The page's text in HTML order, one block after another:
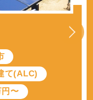
系
ルタル)
塗装プラン